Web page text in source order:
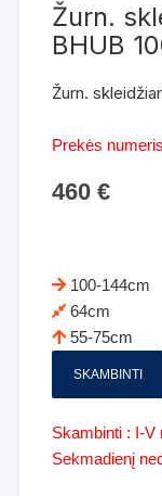
Žurn.
BHUB
Žurn.
Prekės
460€
100-144cm
64cm
55-75cm
SKAMBINTI
Skambinti : I-V
Sekmadienį